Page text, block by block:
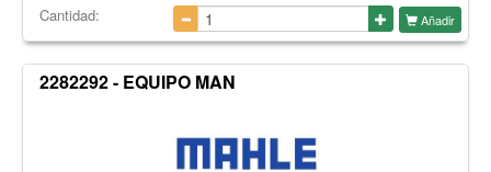
Cantidad: Añadir
2282292 - EQUIPO MAN